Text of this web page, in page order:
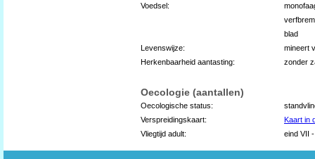
Voedsel:
blad
Levenswijze:
mineert
Herkenbaarheid aantasting:
zonder
Oecologie (aantallen)
Oecologische status:
Verspreidingskaart:
Kaart in
Vliegtijd adult:
eind VII